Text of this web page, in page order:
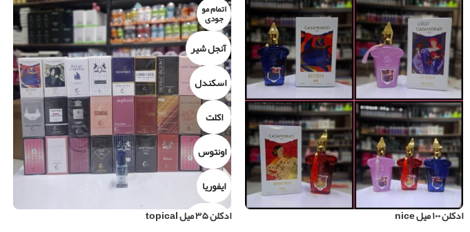
ادکلن ۱۰۰ میل nice
اتمام مو
جودی
آنجل شیر
اسکندل
اکلت
اونتوس
ایفوریا
اینوکتوس
ادکلن ۳۵ میل topical